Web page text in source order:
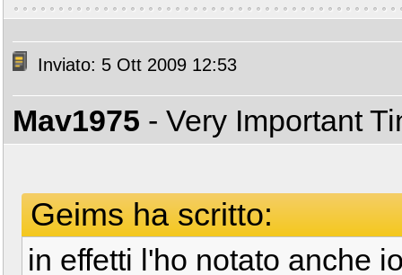
Inviato: 5 Ott 2009 12:53
Mav1975 - Very Important
Geims ha scritto:
in effetti l'ho notato anche